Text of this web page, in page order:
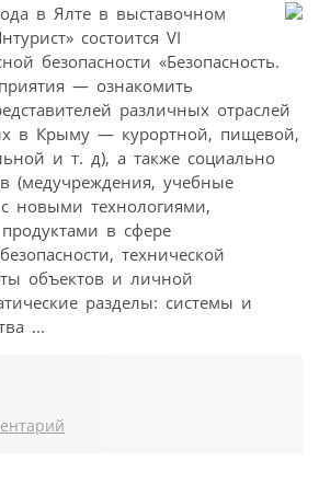
в Ялте в выставочном
состоится VI
безопасности «Безопасность.
— ознакомить
различных отраслей
в Крыму — курортной, пищевой,
и т. д), а также социально
(медучреждения, учебные
новыми технологиями,
в сфере
технической
объектов и личной
разделы: системы и
...